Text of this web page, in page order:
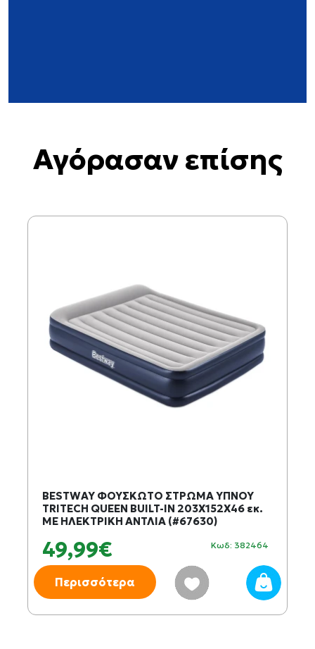
Αγόρασαν επίσης
BESTWAY ΦΟΥΣΚΩΤΟ ΣΤΡΩΜΑ ΥΠΝΟΥ
TRITECH QUEEN BUILT-IN 203X152X46 εκ.
ΜΕ ΗΛΕΚΤΡΙΚΗ ΑΝΤΛΙΑ (#67630)
49,99€ Κωδ: 382464
Περισσότερα